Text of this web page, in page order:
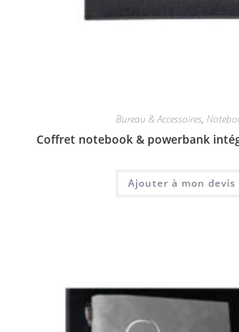
Bureau & Accessoires,
Coffret notebook & powerbank
Ajouter à mon devis